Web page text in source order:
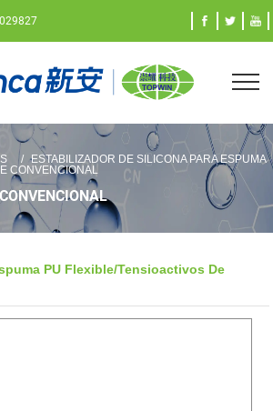
ESTABILIZADOR DE SILICONA PARA ESPUMA
CONVENCIONAL
PU Flexible/tensioactivos De